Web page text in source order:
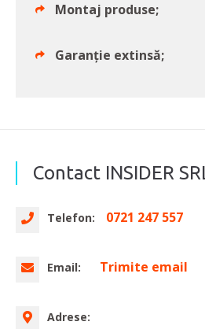
Montaj produse;
Garanţie extinsă;
Contact INSIDER
Telefon: 0721 247 557
Email: Trimite email
Adrese: